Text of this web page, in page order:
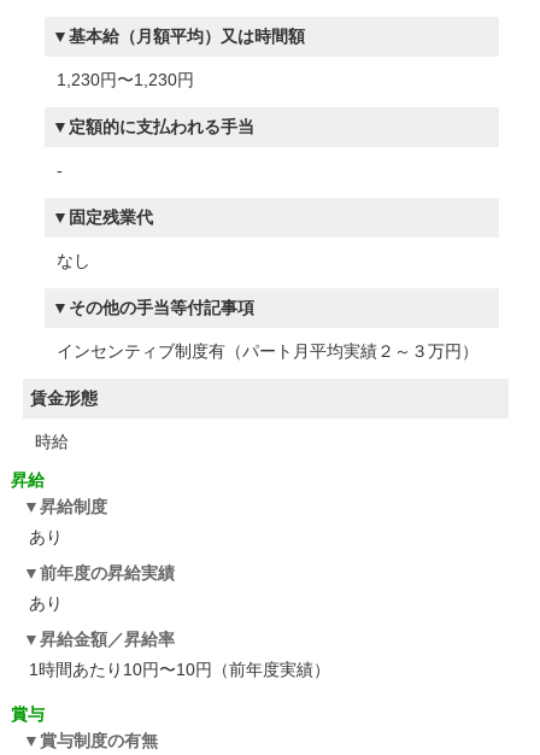
基本給（月額平均）又は時間額
1,230円〜1,230円
定額的に支払われる手当
-
固定残業代
なし
その他の手当等付記事項
インセンティブ制度有（パート月平均実績２～３万円）
賃金形態
時給
昇給
昇給制度
あり
前年度の昇給実績
あり
昇給金額／昇給率
1時間あたり10円〜10円（前年度実績）
賞与
賞与制度の有無